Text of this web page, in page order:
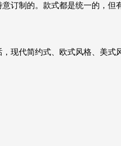
订制的。款式都是统一的，但
现代简约式、欧式风格、美式